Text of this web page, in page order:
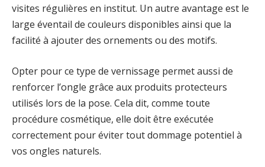
visites régulières en institut. Un autre avantage est le
large éventail de couleurs disponibles ainsi que la
facilité à ajouter des ornements ou des motifs.
Opter pour ce type de vernissage permet aussi de
renforcer l’ongle grâce aux produits protecteurs
utilisés lors de la pose. Cela dit, comme toute
procédure cosmétique, elle doit être exécutée
correctement pour éviter tout dommage potentiel à
vos ongles naturels.